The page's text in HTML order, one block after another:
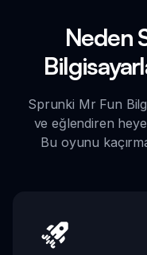
Neden
Sprunki Mr Fun
ve eğlendiren
Bu oyunu